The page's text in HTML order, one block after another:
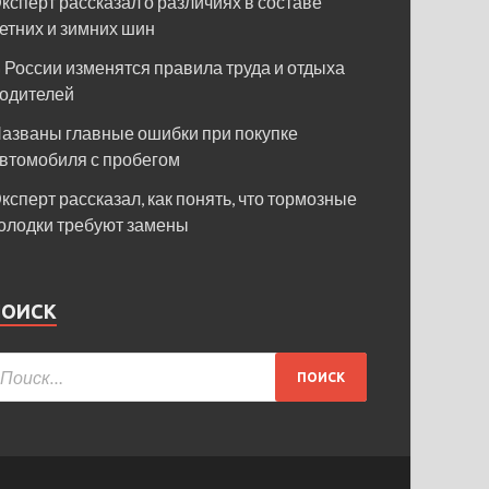
и зимних шин
России изменятся правила труда и отдыха
главные ошибки при покупке
с пробегом
рассказал, как понять, что тормозные
требуют замены